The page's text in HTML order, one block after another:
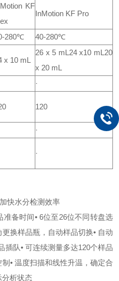
KF
InMotion KF Pro
280℃ 40-280℃
x 10 mL
26 x 5 mL 24 x10 mL 20
x 20 mL
·
120
·
·
加快水分检测效率
准备时间• 6位至26位不同转盘选
更换样品瓶，自动样品切换• 自动
插队• 可连续测量多达120个样品
• 温度扫描和线性升温，确定合
分析状态